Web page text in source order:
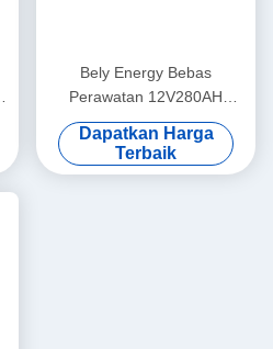
Bely Energy Bebas
Perawatan 12V280AH
Lithium Solaire Untuk Mobil
Listrik, Camper, Kelautan
Dapatkan Harga
Terbaik